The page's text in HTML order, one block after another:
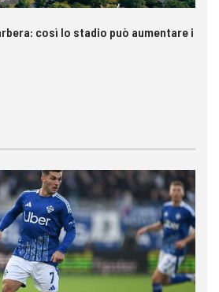
così lo stadio può aumentare i